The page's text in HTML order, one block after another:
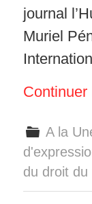
journal
Muriel
Continuer
A la
du droit du